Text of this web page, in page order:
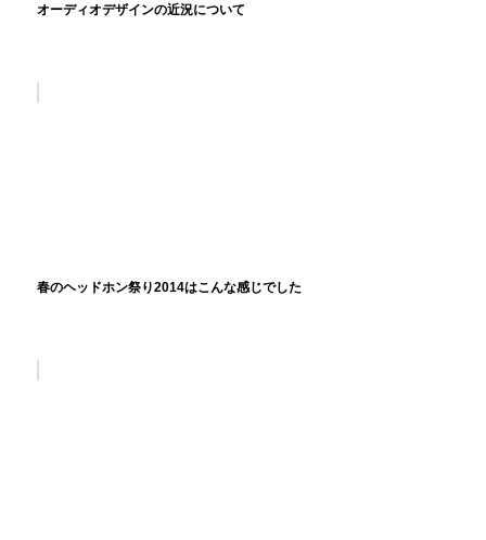
オーディオデザインの近況について
春のヘッドホン祭り2014はこんな感じでした